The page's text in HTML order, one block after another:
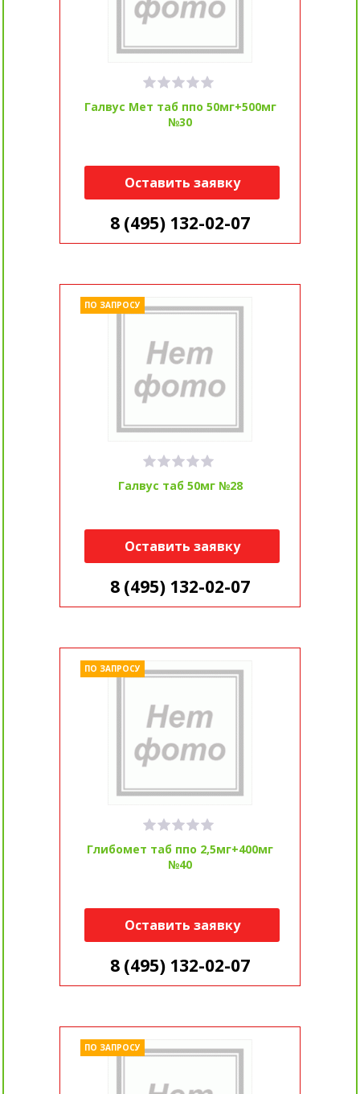
Галвус Мет таб ппо 50мг+500мг
№30
Оставить заявку
8 (495) 132-02-07
Галвус таб 50мг №28
ПО ЗАПРОСУ
Оставить заявку
8 (495) 132-02-07
Глибомет таб ппо 2,5мг+400мг
№40
ПО ЗАПРОСУ
Оставить заявку
8 (495) 132-02-07
ПО ЗАПРОСУ